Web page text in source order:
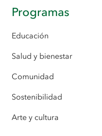
Programas
Educación
Salud y bienestar
Comunidad
Sostenibilidad
Arte y cultura